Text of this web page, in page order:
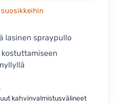
suosikkeihin
lasinen spraypullo
kahvinvalmistusvälineet